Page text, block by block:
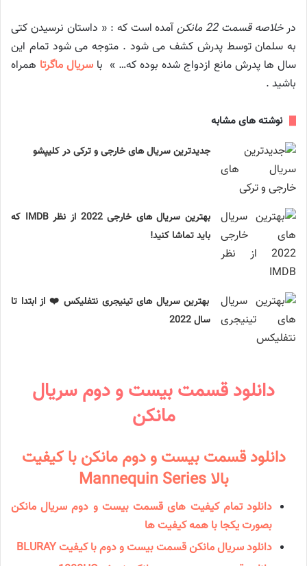
درخلاصه قسمت 22 مانکن
آمده است که : « داستان نرسیدن کتی
به سلمان توسط پدرش کشف می شود . متوجه می شود تمام این
سال ها پدرش مانع ازدواج شده بوده که… » با سریال ماگرتا همراه
باشید .
نوشته های مشابه
جدیدترین سریال های خارجی و ترکی در کلیپشو
بهترین سریال های خارجی 2022 از نظر IMDB که
باید تماشا کنید!
بهترین سریال های تینیجری نتفلیکس ❤️ از ابتدا تا
سال 2022
دانلود قسمت بیست و دوم سریال
مانكن
دانلود قسمت بیست و دوم مانکن با کیفیت
بالا Mannequin Series
دانلود تمام کیفیت های قسمت بیست و دوم سریال مانکن
بصورت یکجا با همه کیفیت ها
دانلود سریال مانكن قسمت بیست و دوم با کیفیت BLURAY